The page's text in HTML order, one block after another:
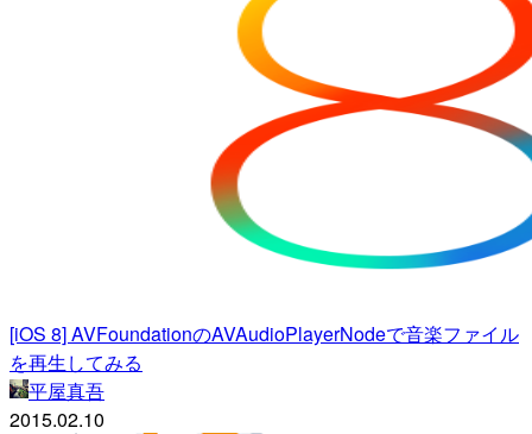
[iOS 8] AVFoundationのAVAudioPlayerNodeで音楽ファイル
を再生してみる
平屋真吾
2015.02.10